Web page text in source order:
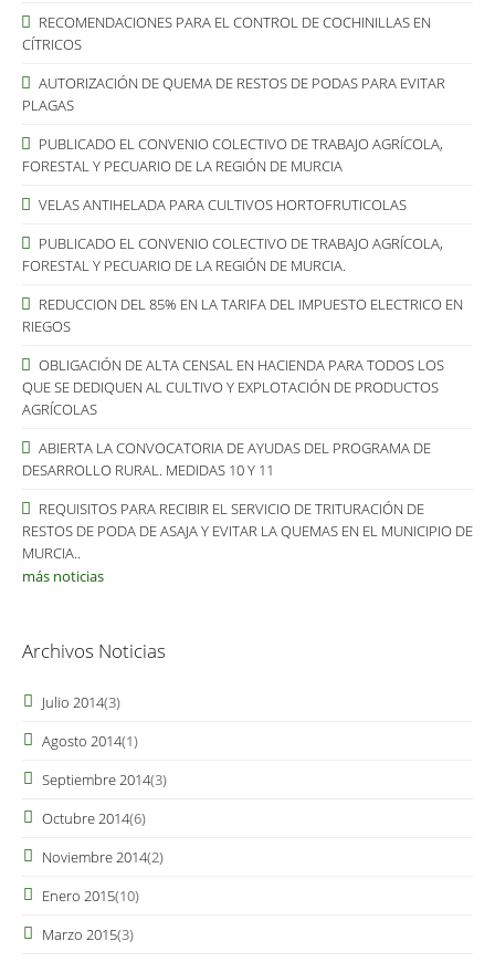
RECOMENDACIONES PARA EL CONTROL DE COCHINILLAS EN
CÍTRICOS
AUTORIZACIÓN DE QUEMA DE RESTOS DE PODAS PARA EVITAR
PLAGAS
PUBLICADO EL CONVENIO COLECTIVO DE TRABAJO AGRÍCOLA,
FORESTAL Y PECUARIO DE LA REGIÓN DE MURCIA
VELAS ANTIHELADA PARA CULTIVOS HORTOFRUTICOLAS
PUBLICADO EL CONVENIO COLECTIVO DE TRABAJO AGRÍCOLA,
FORESTAL Y PECUARIO DE LA REGIÓN DE MURCIA.
REDUCCION DEL 85% EN LA TARIFA DEL IMPUESTO ELECTRICO EN
RIEGOS
OBLIGACIÓN DE ALTA CENSAL EN HACIENDA PARA TODOS LOS
QUE SE DEDIQUEN AL CULTIVO Y EXPLOTACIÓN DE PRODUCTOS
AGRÍCOLAS
ABIERTA LA CONVOCATORIA DE AYUDAS DEL PROGRAMA DE
DESARROLLO RURAL. MEDIDAS 10 Y 11
REQUISITOS PARA RECIBIR EL SERVICIO DE TRITURACIÓN DE
RESTOS DE PODA DE ASAJA Y EVITAR LA QUEMAS EN EL MUNICIPIO DE
MURCIA..
más noticias
Archivos Noticias
Julio 2014(3)
Agosto 2014(1)
Septiembre 2014(3)
Octubre 2014(6)
Noviembre 2014(2)
Enero 2015(10)
Marzo 2015(3)